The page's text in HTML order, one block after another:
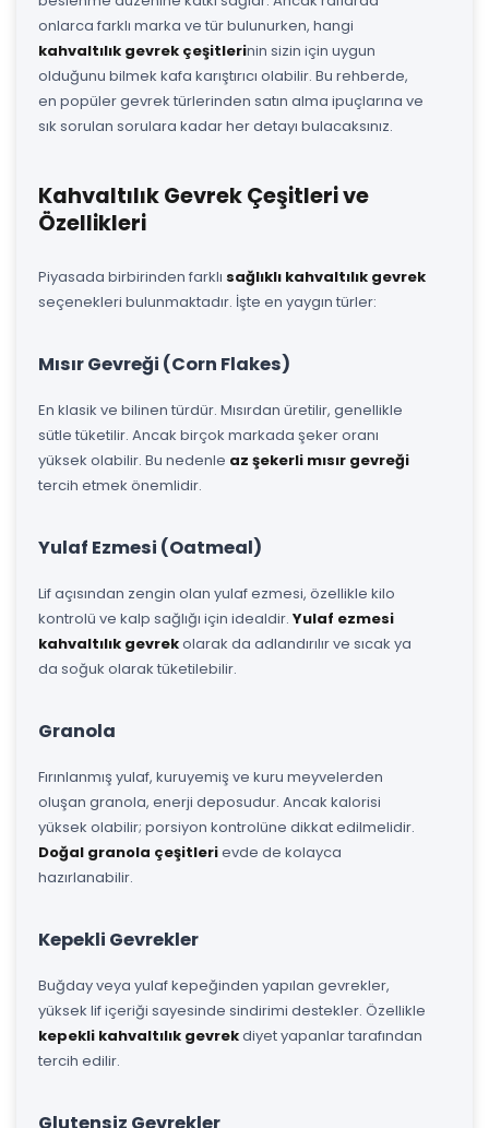
onlarca farklı marka ve tür bulunurken, hangi
kahvaltılık gevrek çeşitlerinin sizin için uygun
olduğunu bilmek kafa karıştırıcı olabilir. Bu rehberde,
en popüler gevrek türlerinden satın alma ipuçlarına ve
sık sorulan sorulara kadar her detayı bulacaksınız.
Kahvaltılık Gevrek Çeşitleri ve
Özellikleri
Piyasada birbirinden farklı sağlıklı kahvaltılık gevrek
seçenekleri bulunmaktadır. İşte en yaygın türler:
Mısır Gevreği (Corn Flakes)
En klasik ve bilinen türdür. Mısırdan üretilir, genellikle
sütle tüketilir. Ancak birçok markada şeker oranı
yüksek olabilir. Bu nedenle az şekerli mısır gevreği
tercih etmek önemlidir.
Yulaf Ezmesi (Oatmeal)
Lif açısından zengin olan yulaf ezmesi, özellikle kilo
kontrolü ve kalp sağlığı için idealdir. Yulaf ezmesi
kahvaltılık gevrekolarak da adlandırılır ve sıcak ya
da soğuk olarak tüketilebilir.
Granola
Fırınlanmış yulaf, kuruyemiş ve kuru meyvelerden
oluşan granola, enerji deposudur. Ancak kalorisi
yüksek olabilir; porsiyon kontrolüne dikkat edilmelidir.
Doğal granola çeşitlerievde de kolayca
hazırlanabilir.
Kepekli Gevrekler
Buğday veya yulaf kepeğinden yapılan gevrekler,
yüksek lif içeriği sayesinde sindirimi destekler. Özellikle
kepekli kahvaltılık gevrekdiyet yapanlar tarafından
tercih edilir.
Glutensiz Gevrekler